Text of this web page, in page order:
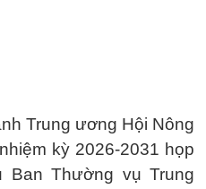
Trung ương Hội Nông
kỳ 2026-2031 họp
Ban Thường vụ Trung